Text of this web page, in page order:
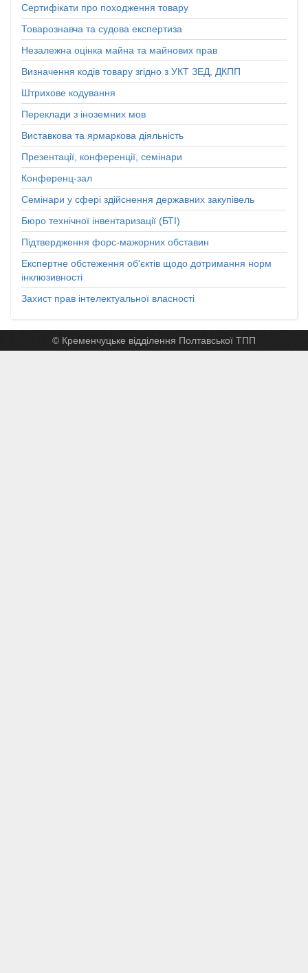
Сертифікати про походження товару
Товарознавча та судова експертиза
Незалежна оцінка майна та майнових прав
Визначення кодів товару згідно з УКТ ЗЕД, ДКПП
Штрихове кодування
Переклади з іноземних мов
Виставкова та ярмаркова діяльність
Презентації, конференції, семінари
Конференц-зал
Семінари у сфері здійснення державних закупівель
Бюро технічної інвентаризації (БТІ)
Підтвердження форс-мажорних обставин
Експертне обстеження об'єктів щодо дотримання норм
інклюзивності
Захист прав інтелектуальної власності
© Кременчуцьке відділення Полтавської ТПП